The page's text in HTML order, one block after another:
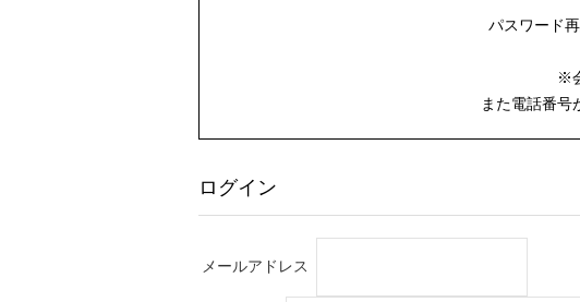
パスワード再
※
また電話番号
ログイン
メールアドレス